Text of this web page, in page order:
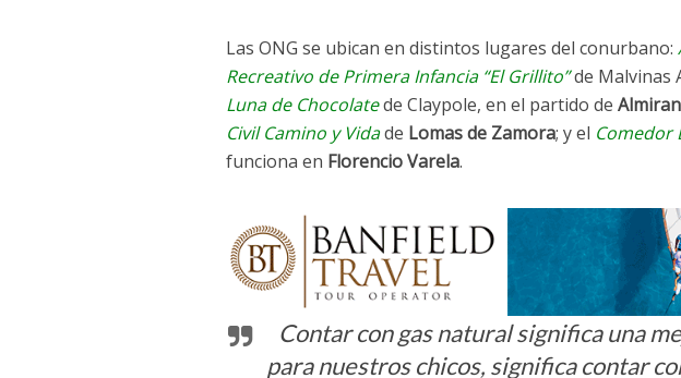
Las ONG se ubican en distintos lugares del conurbano:
Recreativo de Primera Infancia “El Grillito”de Malvinas
Luna de Chocolatede Claypole, en el partido de
Civil Camino y Vidade Lomas de Zamora; y el Comedor
funciona en Florencio Varela.
Contar con gas natural significa una
para nuestros chicos, significa contar